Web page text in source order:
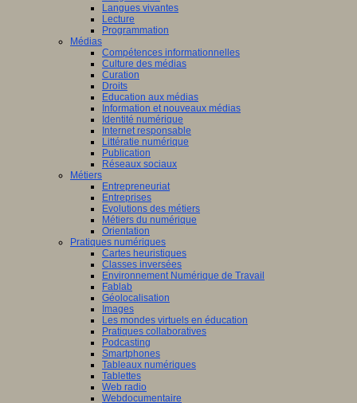
Langues vivantes
Lecture
Programmation
Médias
Compétences informationnelles
Culture des médias
Curation
Droits
Education aux médias
Information et nouveaux médias
Identité numérique
Internet responsable
Littératie numérique
Publication
Réseaux sociaux
Métiers
Entrepreneuriat
Entreprises
Evolutions des métiers
Métiers du numérique
Orientation
Pratiques numériques
Cartes heuristiques
Classes inversées
Environnement Numérique de Travail
Fablab
Géolocalisation
Images
Les mondes virtuels en éducation
Pratiques collaboratives
Podcasting
Smartphones
Tableaux numériques
Tablettes
Web radio
Webdocumentaire